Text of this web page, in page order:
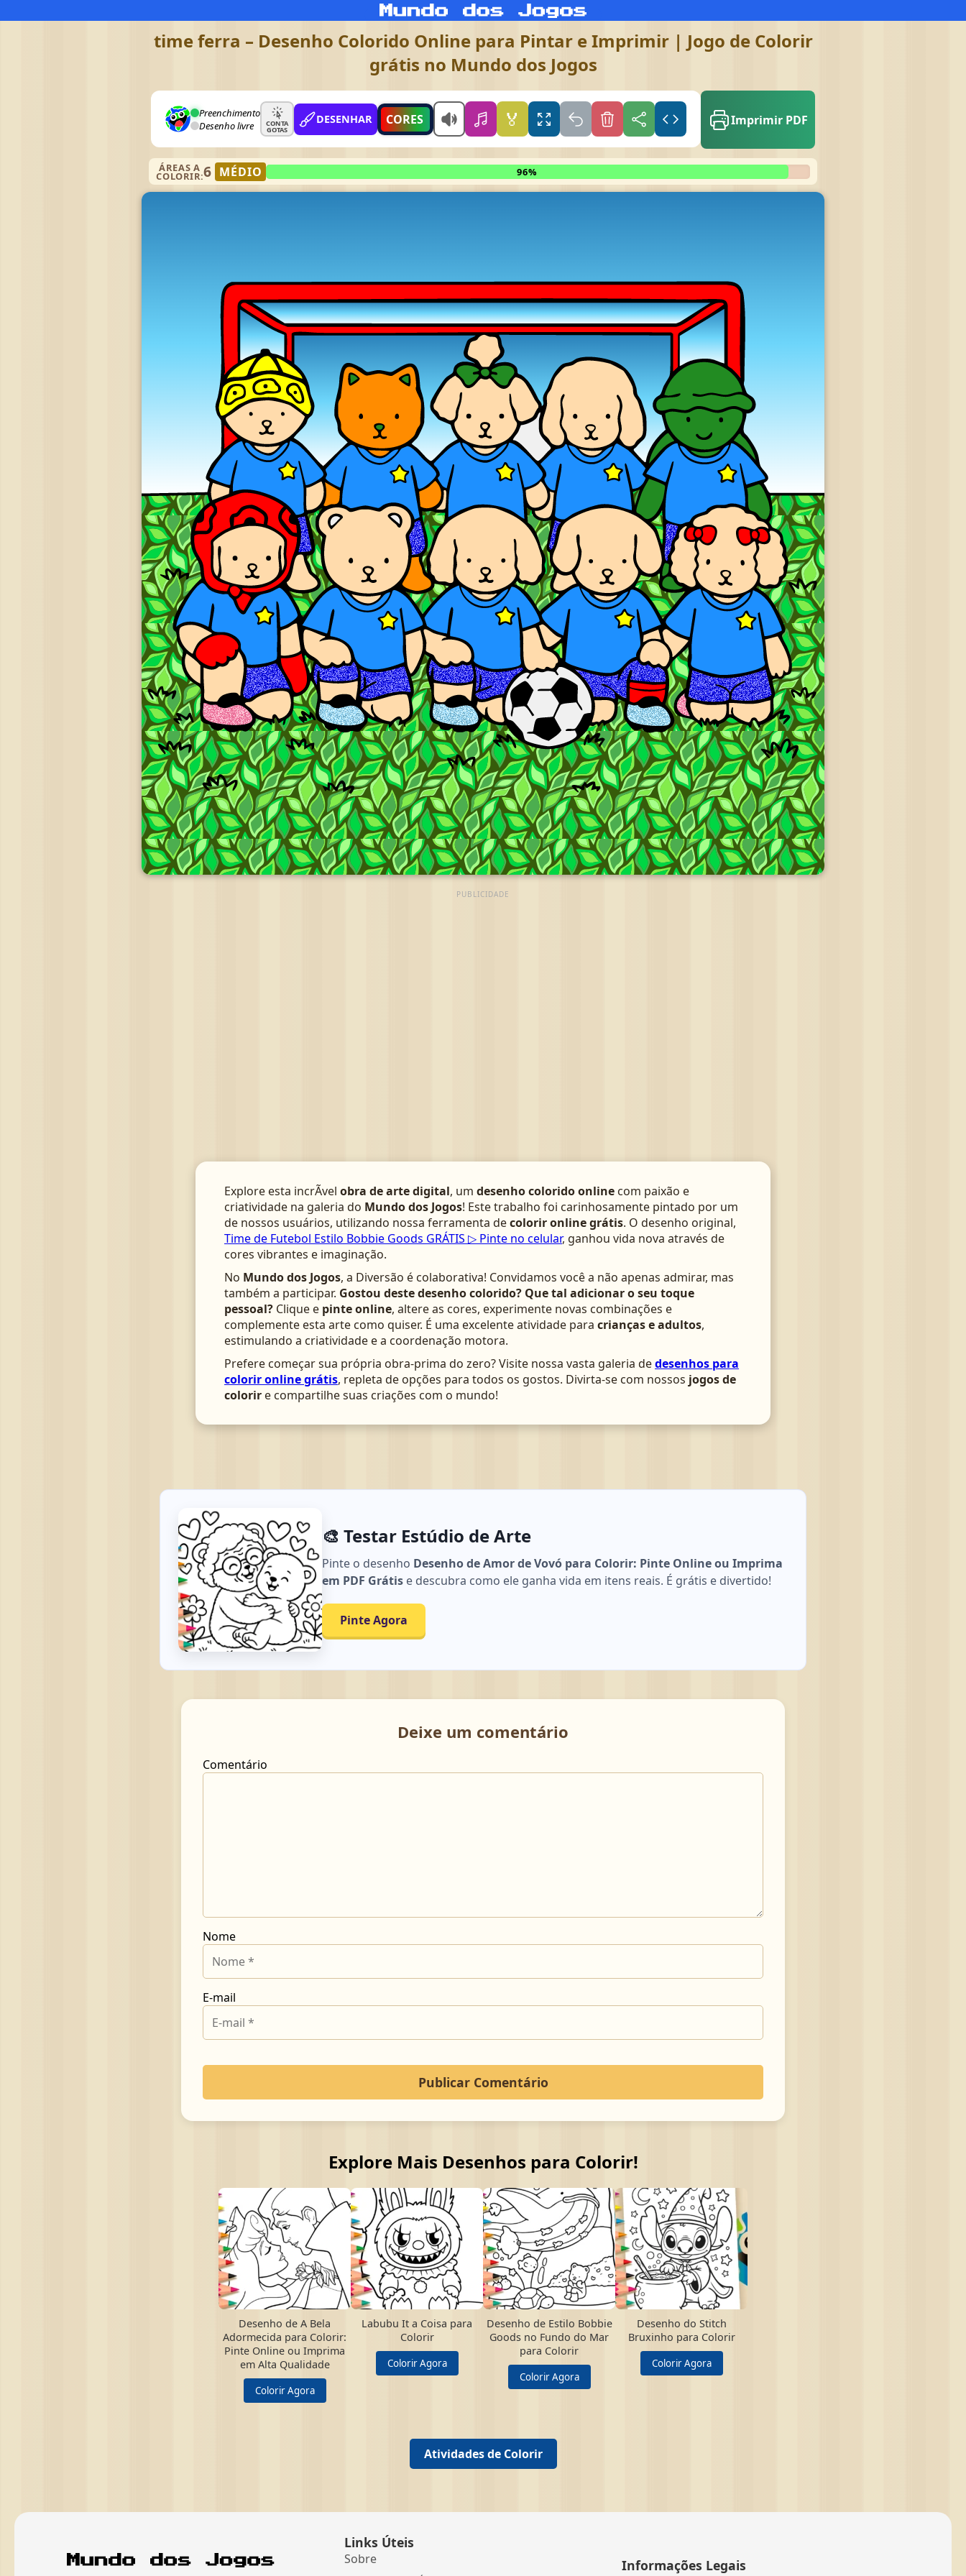
time ferra – Desenho Colorido Online para Pintar e Imprimir | Jogo de Colorir
grátis no Mundo dos Jogos
Preenchimento
Desenho livre
CONTA
GOTAS
DESENHAR CORES 🏅 Imprimir PDF
ÁREAS A
COLORIR:6 MÉDIO 96%
PUBLICIDADE
Explore esta incrÃ­vel obra de arte digital, um desenho colorido online com paixão e
criatividade na galeria do Mundo dos Jogos! Este trabalho foi carinhosamente pintado por um
de nossos usuários, utilizando nossa ferramenta decolorir online grátis. O desenho original,
Time de Futebol Estilo Bobbie Goods GRÁTIS ▷ Pinte no celular, ganhou vida nova através de
cores vibrantes e imaginação.
No Mundo dos Jogos, a Diversão é colaborativa! Convidamos você a não apenas admirar, mas
também a participar. Gostou deste desenho colorido? Que tal adicionar o seu toque
pessoal? Clique e pinte online, altere as cores, experimente novas combinações e
complemente esta arte como quiser. É uma excelente atividade para crianças e adultos,
estimulando a criatividade e a coordenação motora.
Prefere começar sua própria obra-prima do zero? Visite nossa vasta galeria dedesenhos para
colorir online grátis, repleta de opções para todos os gostos. Divirta-se com nossos jogos de
colorir e compartilhe suas criações com o mundo!
🎨 Testar Estúdio de Arte
Pinte o desenho Desenho de Amor de Vovó para Colorir: Pinte Online ou Imprima
em PDF Grátis e descubra como ele ganha vida em itens reais. É grátis e divertido!
Pinte Agora
Deixe um comentário
Comentário
Nome
E-mail
Explore Mais Desenhos para Colorir!
Desenho de A Bela
Adormecida para Colorir:
Pinte Online ou Imprima
em Alta Qualidade
Colorir Agora
Labubu It a Coisa para
Colorir
Colorir Agora
Desenho de Estilo Bobbie
Goods no Fundo do Mar
para Colorir
Colorir Agora
Desenho do Stitch
Bruxinho para Colorir
Colorir Agora
Atividades de Colorir
Links Úteis
Sobre
Informações Legais